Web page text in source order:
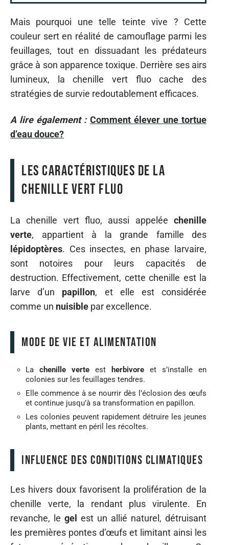
Mais pourquoi une telle teinte vive ? Cette
couleur sert en réalité de camouflage parmi les
feuillages, tout en dissuadant les prédateurs
grâce à son apparence toxique. Derrière ses airs
lumineux, la chenille vert fluo cache des
stratégies de survie redoutablement efficaces.
A lire également : Comment élever une tortue
d’eau douce?
Les caractéristiques de la
chenille vert fluo
La chenille vert fluo, aussi appelée chenille
verte, appartient à la grande famille des
lépidoptères. Ces insectes, en phase larvaire,
sont notoires pour leurs capacités de
destruction. Effectivement, cette chenille est la
larve d’un papillon, et elle est considérée
comme un nuisible par excellence.
Mode de vie et alimentation
La chenille verte est herbivore et s’installe en
colonies sur les feuillages tendres.
Elle commence à se nourrir dès l’éclosion des œufs
et continue jusqu’à sa transformation en papillon.
Les colonies peuvent rapidement détruire les jeunes
plants, mettant en péril les récoltes.
Influence des conditions climatiques
Les hivers doux favorisent la prolifération de la
chenille verte, la rendant plus virulente. En
revanche, le gel est un allié naturel, détruisant
les premières pontes d’œufs et limitant ainsi les